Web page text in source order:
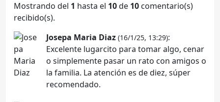
Mostrando del 1 hasta el 10de 10 comentario(s)
recibido(s).
Josepa Maria Diaz (16/1/25, 13:29):
Excelente lugarcito para tomar algo, cenar
o simplemente pasar un rato con amigos o
la familia. La atención es de diez, súper
recomendado.